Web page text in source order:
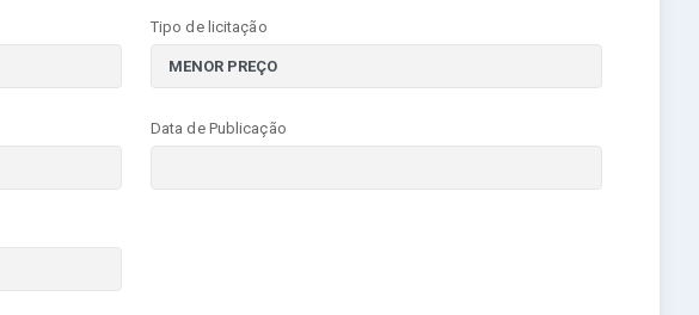
Tipo de licitação
Data de Publicação